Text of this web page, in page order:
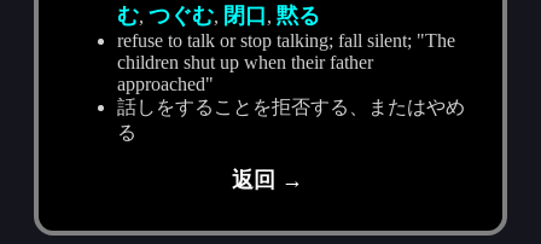
む,つぐむ, 閉口,黙る
refuse to talk or stop talking; fall silent; "The
children shut up when their father
approached"
話しをすることを拒否する、またはやめ
る
返回 →